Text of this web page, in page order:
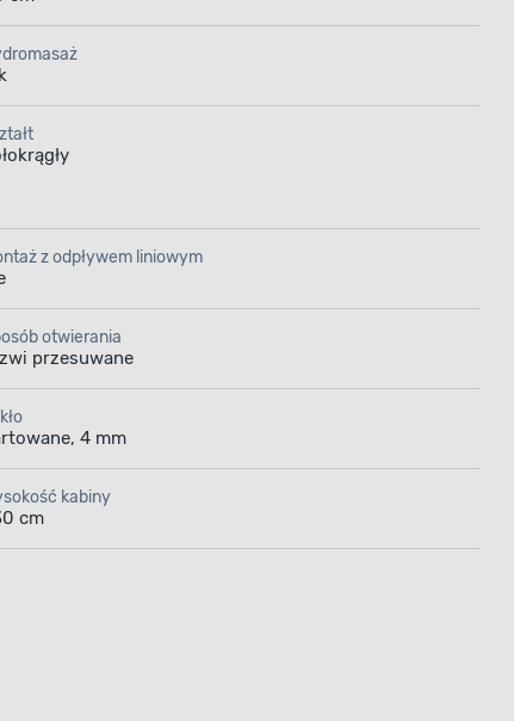
z odpływem liniowym
otwierania
przesuwane
4 mm
kabiny
cm